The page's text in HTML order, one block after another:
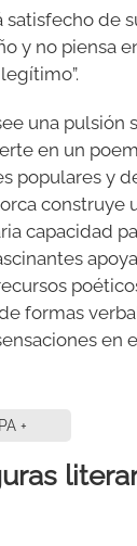
satisfecho de
y no piensa
una pulsión
en un
populares y
construye
capacidad
formas
en
+